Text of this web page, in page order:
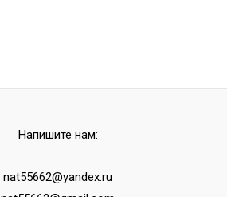
Напишите нам:
nat55662@yandex.ru